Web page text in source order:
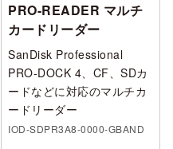
PRO-READER マルチ
カードリーダー
SanDisk Professional
PRO-DOCK 4、CF、SDカ
ードなどに対応のマルチカ
ードリーダー
IOD-SDPR3A8-0000-GBAND